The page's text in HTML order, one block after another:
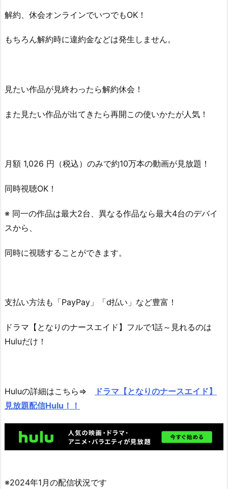
解約、休会オンラインでいつでもOK！
もちろん解約時に違約金などは発生しません。
見たい作品が見終わったら解約休会！
また見たい作品が出てきたら再開この使いかたが人気！
月額 1,026 円（税込）のみで約10万本の動画が見放題！
同時視聴OK！
※ 同一の作品は最大2台、異なる作品なら最大4台のデバイ
スから、
同時に視聴することができます。
支払い方法も「PayPay」「d払い」など豊富！
ドラマ【となりのナースエイド】フルで1話～見れるのは
Huluだけ！
Huluの詳細はこちら⇒
ドラマ【となりのナースエイド】
見放題配信Hulu！！
※2024年1月の配信状況です